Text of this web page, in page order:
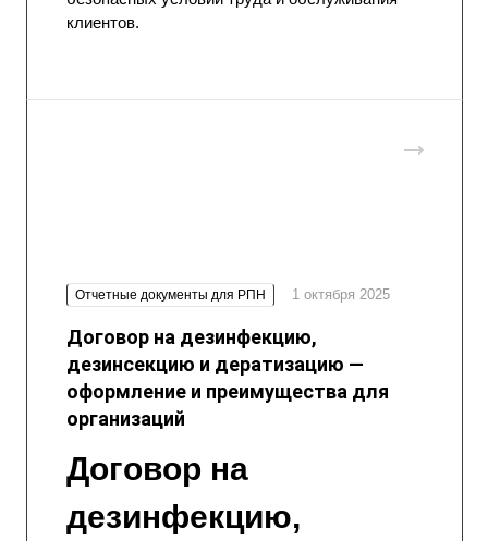
клиентов.
Отчетные документы для РПН 1 октября 2025
Договор на дезинфекцию,
дезинсекцию и дератизацию —
оформление и преимущества для
организаций
Договор на
дезинфекцию,